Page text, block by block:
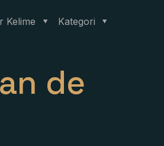
Kategori
Kelime
de